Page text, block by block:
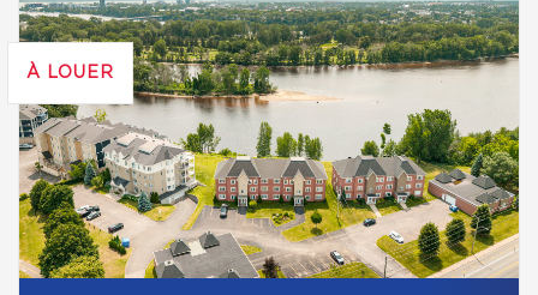
À LOUER